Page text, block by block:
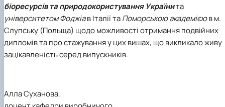
біоресурсів та природокористування Українита
університетом Фоджіав Італії таПоморською академієюв м.
Слупську (Польща) щодо можливості отримання подвійних
дипломів та про стажування у цих вишах, що викликало живу
зацікавленість серед випускників.
Алла Суханова,